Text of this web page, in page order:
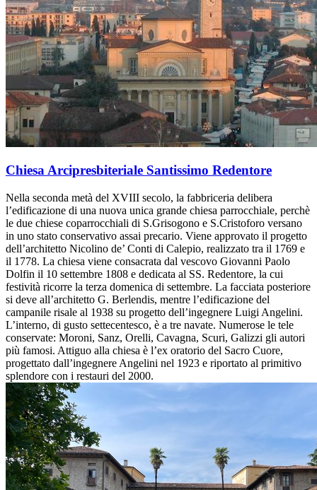
Chiesa Arcipresbiteriale Santissimo Redentore
Nella seconda metà del XVIII secolo, la fabbriceria delibera
l’edificazione di una nuova unica grande chiesa parrocchiale, perchè
le due chiese coparrocchiali di S.Grisogono e S.Cristoforo versano
in uno stato conservativo assai precario. Viene approvato il progetto
dell’architetto Nicolino de’ Conti di Calepio, realizzato tra il 1769 e
il 1778. La chiesa viene consacrata dal vescovo Giovanni Paolo
Dolfin il 10 settembre 1808 e dedicata al SS. Redentore, la cui
festività ricorre la terza domenica di settembre. La facciata posteriore
si deve all’architetto G. Berlendis, mentre l’edificazione del
campanile risale al 1938 su progetto dell’ingegnere Luigi Angelini.
L’interno, di gusto settecentesco, è a tre navate. Numerose le tele
conservate: Moroni, Sanz, Orelli, Cavagna, Scuri, Galizzi gli autori
più famosi. Attiguo alla chiesa è l’ex oratorio del Sacro Cuore,
progettato dall’ingegnere Angelini nel 1923 e riportato al primitivo
splendore con i restauri del 2000.